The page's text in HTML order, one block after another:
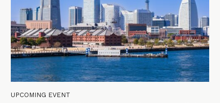
UPCOMING EVENT